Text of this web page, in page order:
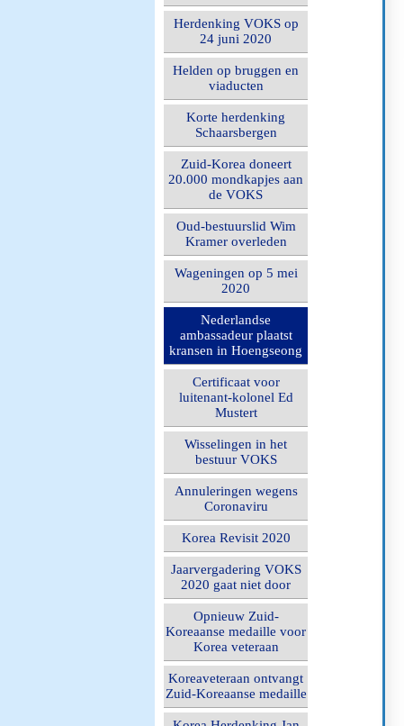
Herdenking VOKS op
24 juni 2020
Helden op bruggen en
viaducten
Korte herdenking
Schaarsbergen
Zuid-Korea doneert
20.000 mondkapjes aan
de VOKS
Oud-bestuurslid Wim
Kramer overleden
Wageningen op 5 mei
2020
Nederlandse
ambassadeur plaatst
kransen in Hoengseong
Certificaat voor
luitenant-kolonel Ed
Mustert
Wisselingen in het
bestuur VOKS
Annuleringen wegens
Coronaviru
Korea Revisit 2020
Jaarvergadering VOKS
2020 gaat niet door
Opnieuw Zuid-
Koreaanse medaille voor
Korea veteraan
Koreaveteraan ontvangt
Zuid-Koreaanse medaille